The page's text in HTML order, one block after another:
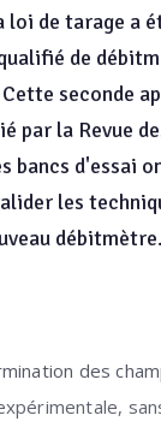
loi de tarage a
de
seconde
la Revue
bancs d'essai
les
des